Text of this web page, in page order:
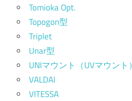
Tomioka Opt.
Topogon型
Triplet
Unar型
UNIマウント（UVマウント）
VALDAI
VITESSA